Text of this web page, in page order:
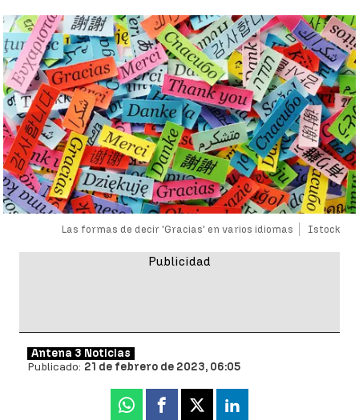
Las formas de decir 'Gracias' en varios idiomas Istock
Antena 3 Noticias
Publicado: 21 de febrero de 2023, 06:05
Whatsapp
Facebook
X Linkedin